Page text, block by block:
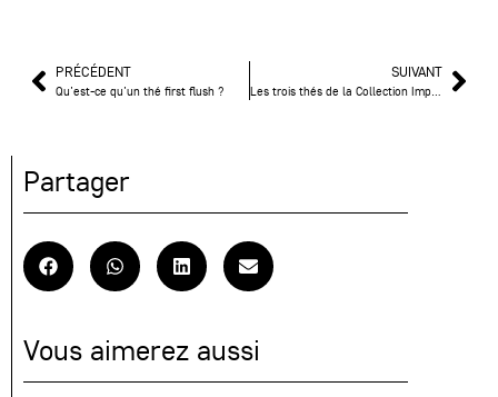
PRÉCÉDENT
Qu’est-ce qu’un thé first flush ?
SUIVANT
Les trois thés de la Collection Impression : rondeur, vivacité, profondeur
Partager
Vous aimerez aussi